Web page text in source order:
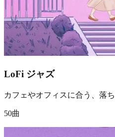
LoFi ジャズ
カフェやオフィスに合う、落
50曲